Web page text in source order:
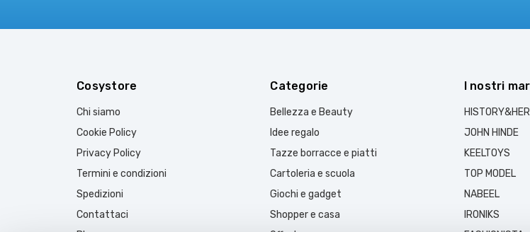
Cosystore
Chi siamo
Cookie Policy
Privacy Policy
Termini e condizioni
Spedizioni
Contattaci
Categorie
Bellezza e Beauty
Idee regalo
Tazze borracce e piatti
Cartoleria e scuola
Giochi e gadget
Shopper e casa
I nostri
JOHN HINDE
KEELTOYS
TOP MODEL
NABEEL
IRONIKS